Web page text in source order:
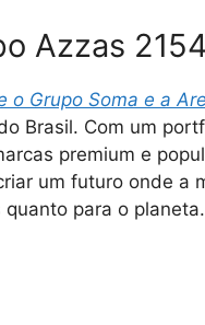
Azzas
o Grupo Soma e a
Brasil. Com um
premium e
um futuro onde a
para o planeta.